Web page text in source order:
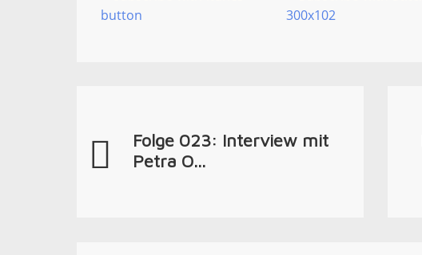
Folge 023: Interview mit
Petra O...